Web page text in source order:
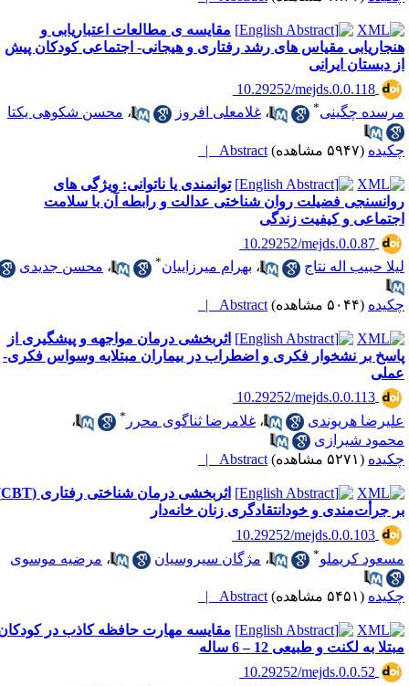
مقایسه ی مطالعات اعتباریابی و
مقیاس های رشد رفتاری و هیجانی- اجتماعی کودکان پیش
دبستان ایرانی
‎ 10.29252/mejds.0.0.118
چگینی
،غلامعلی افروز ،محسن شکوهی یکتا
(۵۹۴۷ مشاهده) Abstract |
توانمندی یا ناتوانی: ویژگی های
فضیلت روان شناختی عدالت و رابطه آن با سلامت
و کیفیت زندگی
‎ 10.29252/mejds.0.0.87
حبیب اله نتاج
،بهرام میرزاییان * ،محسن جدیدی
(۵۰۴۴ مشاهده) Abstract |
اثربخشی درمان مواجهه و پیشگیری از
بر نشخوار فکری و اضطراب در بیماران مبتلابه وسواس فکری-
‎ 10.29252/mejds.0.0.113
هریوندی
،غلامرضا ثناگوی محرر
،
شیرازی
(۵۲۷۱ مشاهده) Abstract |
اثربخشی درمان شناختی رفتاری (CBT)
جرأت‌مندی و خودانتقادگری زنان خانه‌دار
‎ 10.29252/mejds.0.0.103
کریملو
،مژگان سیروسیان ،مرضیه موسوی
(۵۴۵۱ مشاهده) Abstract |
مقایسه مهارت حافظه کاذب در کودکان
به لکنت و طبیعی 12 – 6 ساله
‎ 10.29252/mejds.0.0.52